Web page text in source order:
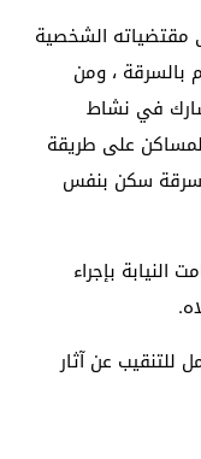
مقتضياته الشخصية
بالسرقة ، ومن
في نشاط
على طريقة
بارتكاب 3 حوادث سرقة سكن بنفس
بإجراء
للتنقيب عن آثار